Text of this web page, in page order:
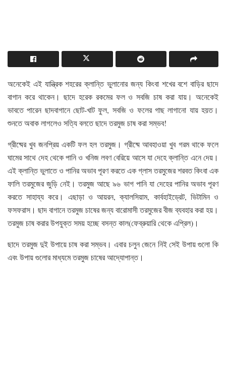
অনেকেই এই যান্ত্রিক শহরের ক্লান্তি ভুলানোর জন্য কিংবা শখের বশে বাড়ির ছাদে
বাগান করে থাকেন। ছাদে হরেক রকমের ফল ও সবজি চাষ করা যায়। অনেকেই
ভাবতে পারেন ছাদবাগানে ছোট-খাট ফুল, সবজি ও ফলের গাছ লাগানো যায় হয়ত।
শুনতে অবাক লাগলেও সত্যি বলতে ছাদে তরমুজ চাষ করা সম্ভব!
গ্রীষ্মের খুব জনপ্রিয় একটি ফল হল তরমুজ। গ্রীষ্মে আবহাওয়া খুব গরম থাকে ফলে
ঘামের সাথে দেহ থেকে পানি ও খনিজ লবণ বেরিয়ে আসে যা দেহে ক্লান্তি এনে দেয়।
এই ক্লান্তি ভুলাতে ও পানির অভাব পূরণ করতে এক গ্লাস তরমুজের শরবত কিংবা এক
ফালি তরমুজের জুড়ি নেই। তরমুজ আছে ৯৬ ভাগ পানি যা দেহের পানির অভাব পূরণ
করতে সাহায্য করে। এছাড়া ও আয়রন, ক্যালসিয়াম, কার্বহাইড্রেট, ভিটামিন ও
ফসফরাস। ছাদ বাগানে তরমুজ চাষের জন্য বারোমাসী তরমুজের বীজ ব্যবহার করা হয়।
তরমুজ চাষ করার উপযুক্ত সময় হচ্ছে বসন্ত কাল(ফেব্রুয়ারি থেকে এপ্রিল)।
ছাদে তরমুজ দুই উপায়ে চাষ করা সম্ভব। এবার চলুন জেনে নিই সেই উপায় গুলো কি
এবং উপায় গুলোর মাধ্যমে তরমুজ চাষের আদ্যোপান্ত।